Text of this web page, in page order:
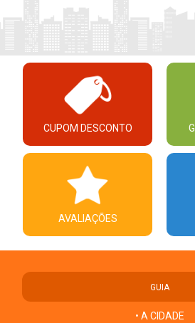
CUPOM DESCONTO
AVALIAÇÕES
GUIA
• A CIDADE